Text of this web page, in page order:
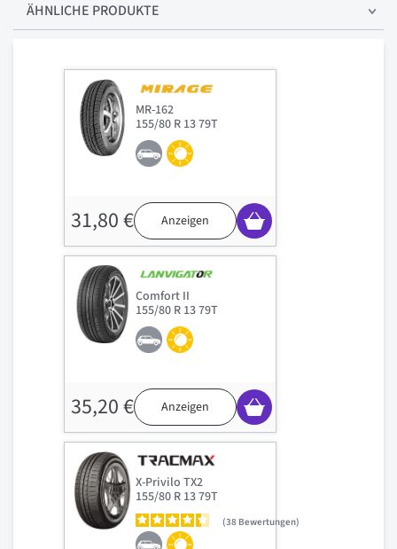
ÄHNLICHE PRODUKTE
MR-162
155/80 R 13 79T
31,80 € Anzeigen
Comfort II
155/80 R 13 79T
35,20 € Anzeigen
X-Privilo TX2
155/80 R 13 79T
38 Bewertungen